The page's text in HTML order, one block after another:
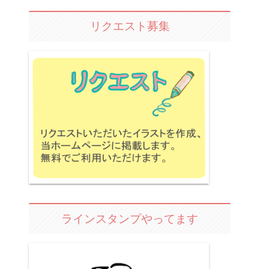
リクエスト募集
ラインスタンプやってます